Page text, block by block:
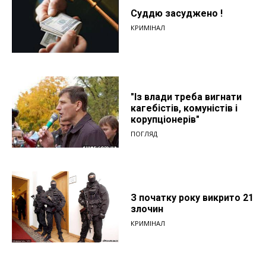
Суддю засуджено !
КРИМІНАЛ
"Із влади треба вигнати
кагебістів, комуністів і
корупціонерів"
ПОГЛЯД
З початку року викрито 21
злочин
КРИМІНАЛ